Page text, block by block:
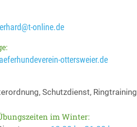
online.de
ottersweier.de
Schutzdienst, Ringtraining
im Winter: